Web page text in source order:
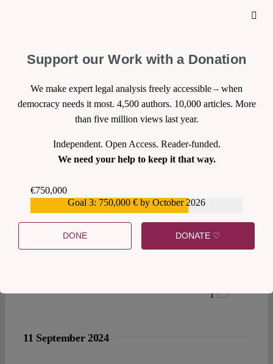
1
11 September 2024
Support our Work with a Donation
We make expert legal analysis freely accessible – when
democracy needs it most. 4,500 authors. 10,000 articles. More
than five million views last year.
Independent. Open Access. Reader-funded.
We need your help to keep it that way.
€750,000
Goal 3: 750,000 € by October 2026
DONE DONATE ♡